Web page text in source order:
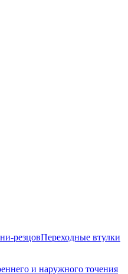
Переходные втулки